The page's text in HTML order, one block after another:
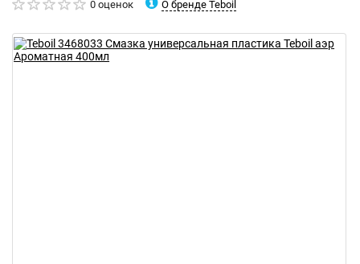
0 оценок О бренде Teboil